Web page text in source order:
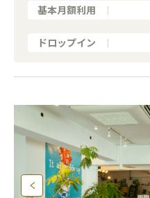
基本月額利用
ドロップイン